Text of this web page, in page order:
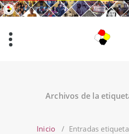
Saltar
al
Archivos de la
Inicio / Entradas